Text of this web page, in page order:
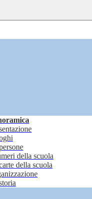
della scuola
della scuola